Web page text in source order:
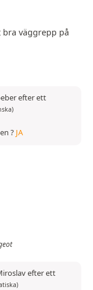
väggrepp på
efter ett
? JA
efter ett